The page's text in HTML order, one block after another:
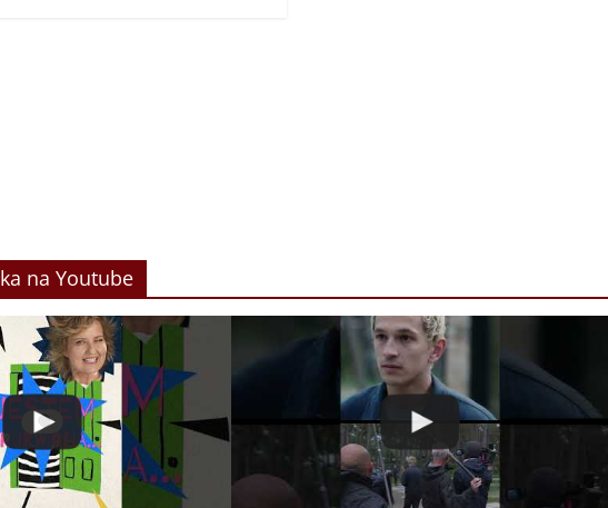
na Youtube